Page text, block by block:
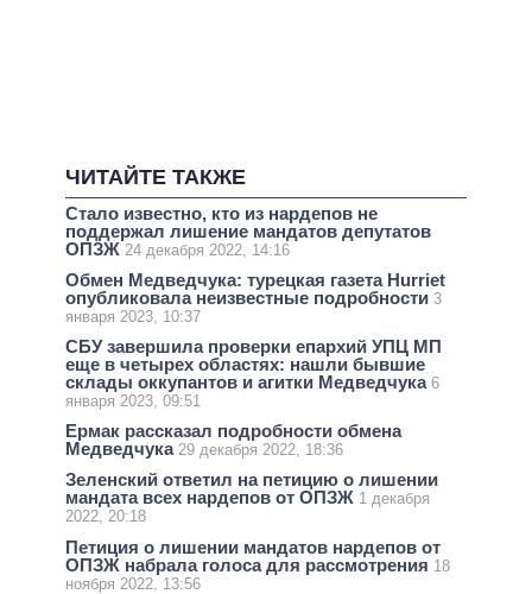
ЧИТАЙТЕ ТАКЖЕ
Стало известно, кто из нардепов не
поддержал лишение мандатов депутатов
ОПЗЖ 24 декабря 2022, 14:16
Обмен Медведчука: турецкая газета Hurriet
опубликовала неизвестные подробности 3
января 2023, 10:37
СБУ завершила проверки епархий УПЦ МП
еще в четырех областях: нашли бывшие
склады оккупантов и агитки Медведчука 6
января 2023, 09:51
Ермак рассказал подробности обмена
Медведчука 29 декабря 2022, 18:36
Зеленский ответил на петицию о лишении
мандата всех нардепов от ОПЗЖ 1 декабря
2022, 20:18
Петиция о лишении мандатов нардепов от
ОПЗЖ набрала голоса для рассмотрения 18
ноября 2022, 13:56